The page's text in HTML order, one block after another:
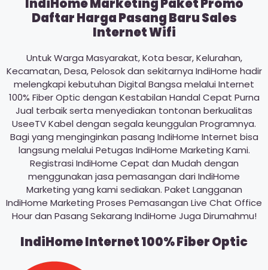
IndiHome Marketing Paket Promo
Daftar Harga Pasang Baru Sales
Internet Wifi
Untuk Warga Masyarakat, Kota besar, Kelurahan,
Kecamatan, Desa, Pelosok dan sekitarnya IndiHome hadir
melengkapi kebutuhan Digital Bangsa melalui Internet
100% Fiber Optic dengan Kestabilan Handal Cepat Purna
Jual terbaik serta menyediakan tontonan berkualitas
UseeTV Kabel dengan segala keunggulan Programnya.
Bagi yang menginginkan pasang IndiHome Internet bisa
langsung melalui Petugas IndiHome Marketing Kami.
Registrasi IndiHome Cepat dan Mudah dengan
menggunakan jasa pemasangan dari IndiHome
Marketing yang kami sediakan. Paket Langganan
IndiHome Marketing Proses Pemasangan Live Chat Office
Hour dan Pasang Sekarang IndiHome Juga Dirumahmu!
IndiHome Internet 100% Fiber Optic